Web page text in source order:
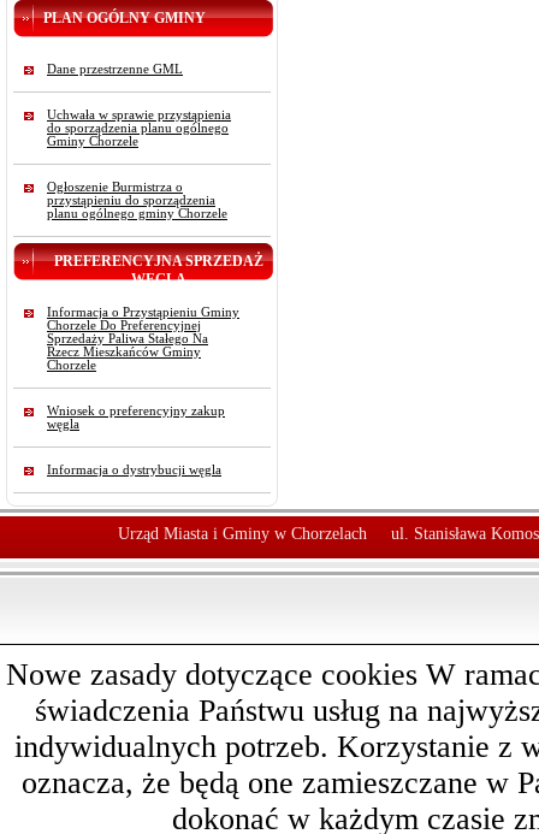
PLAN OGÓLNY GMINY
Dane przestrzenne GML
Uchwała w sprawie przystąpienia
do sporządzenia planu ogólnego
Gminy Chorzele
Ogłoszenie Burmistrza o
przystąpieniu do sporządzenia
planu ogólnego gminy Chorzele
PREFERENCYJNA SPRZEDAŻ
WĘGLA
Informacja o Przystąpieniu Gminy
Chorzele Do Preferencyjnej
Sprzedaży Paliwa Stałego Na
Rzecz Mieszkańców Gminy
Chorzele
Wniosek o preferencyjny zakup
węgla
Informacja o dystrybucji węgla
Urząd Miasta i Gminy w Chorzelach ul. Stanisława
Nowe zasady dotyczące cookies W
świadczenia Państwu usług na
indywidualnych potrzeb. Korzystanie z
oznacza, że będą one zamieszczane w
dokonać w każdym czasie